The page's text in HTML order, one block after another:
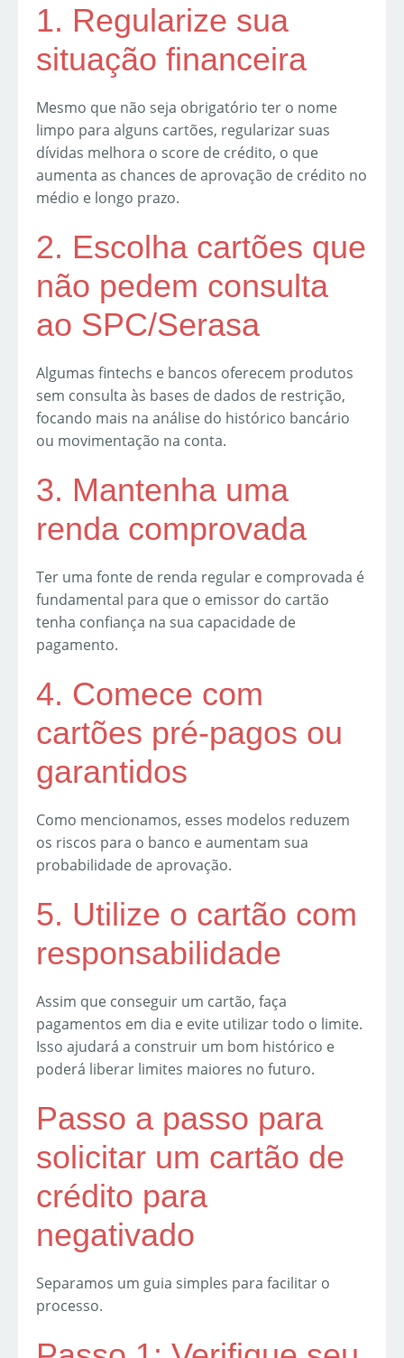
1. Regularize sua
situação financeira
Mesmo que não seja obrigatório ter o nome
limpo para alguns cartões, regularizar suas
dívidas melhora o score de crédito, o que
aumenta as chances de aprovação de crédito no
médio e longo prazo.
2. Escolha cartões que
não pedem consulta
ao SPC/Serasa
Algumas fintechs e bancos oferecem produtos
sem consulta às bases de dados de restrição,
focando mais na análise do histórico bancário
ou movimentação na conta.
3. Mantenha uma
renda comprovada
Ter uma fonte de renda regular e comprovada é
fundamental para que o emissor do cartão
tenha confiança na sua capacidade de
pagamento.
4. Comece com
cartões pré-pagos ou
garantidos
Como mencionamos, esses modelos reduzem
os riscos para o banco e aumentam sua
probabilidade de aprovação.
5. Utilize o cartão com
responsabilidade
Assim que conseguir um cartão, faça
pagamentos em dia e evite utilizar todo o limite.
Isso ajudará a construir um bom histórico e
poderá liberar limites maiores no futuro.
Passo a passo para
solicitar um cartão de
crédito para
negativado
Separamos um guia simples para facilitar o
processo.